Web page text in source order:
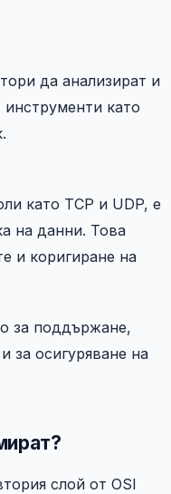
да анализират и
като
като TCP и UDP, е
на данни. Това
и коригиране на
за поддържане,
за осигуряване на
слой от OSI